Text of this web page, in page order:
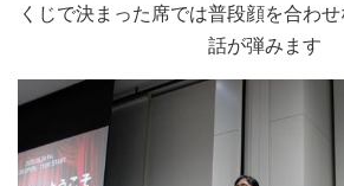
くじで決まった席では普段顔を合わ
話が弾みます